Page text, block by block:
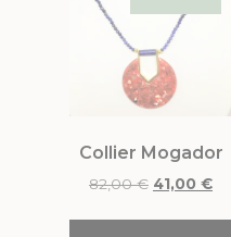
Collier Mogador
82,00€ 41,00 €